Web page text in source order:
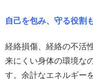
自己を包み、守る役割
経絡損傷、経絡の不活
来にくい身体の環境な
す。余計なエネルギー